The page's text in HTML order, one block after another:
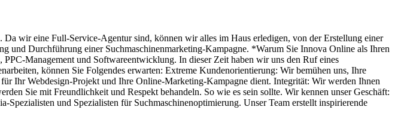
wir eine Full-Service-Agentur sind, können wir alles im Haus erledigen, von der Erstellung einer
und Durchführung einer Suchmaschinenmarketing-Kampagne. *Warum Sie Innova Online als Ihren
Management und Softwareentwicklung. In dieser Zeit haben wir uns den Ruf eines
können Sie Folgendes erwarten: Extreme Kundenorientierung: Wir bemühen uns, Ihre
Ihr Webdesign-Projekt und Ihre Online-Marketing-Kampagne dient. Integrität: Wir werden Ihnen
Sie mit Freundlichkeit und Respekt behandeln. So wie es sein sollte. Wir kennen unser Geschäft:
und Spezialisten für Suchmaschinenoptimierung. Unser Team erstellt inspirierende